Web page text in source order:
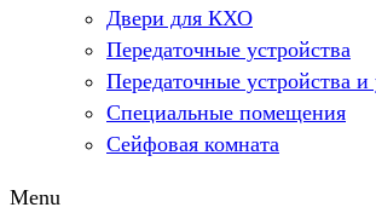
Двери для КХО
Передаточные устройства
Передаточные устройства и
Специальные помещения
Сейфовая комната
Menu